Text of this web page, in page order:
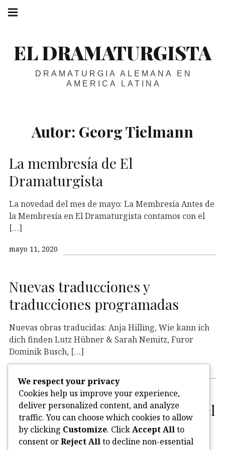
Skip
EL DRAMATURGISTA
DRAMATURGIA ALEMANA EN
AMERICA LATINA
navigation
Autor: Georg Tielmann
La membresía de El
Dramaturgista
La novedad del mes de mayo: La Membresía Antes de
la Membresía en El Dramaturgista contamos con el
[…]
mayo 11, 2020
Nuevas traducciones y
traducciones programadas
Nuevas obras traducidas: Anja Hilling, Wie kann ich
dich finden Lutz Hübner & Sarah Nemitz, Furor
Dominik Busch, […]
Peter Handke gana premio nobel
Peter Handke gana premio nobel 2019.
We respect your privacy
Cookies help us improve your experience,
deliver personalized content, and analyze
traffic. You can choose which cookies to allow
by clicking Customize. Click Accept All to
consent orReject All to decline non-essential